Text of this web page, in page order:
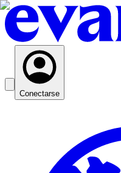
Conectarse